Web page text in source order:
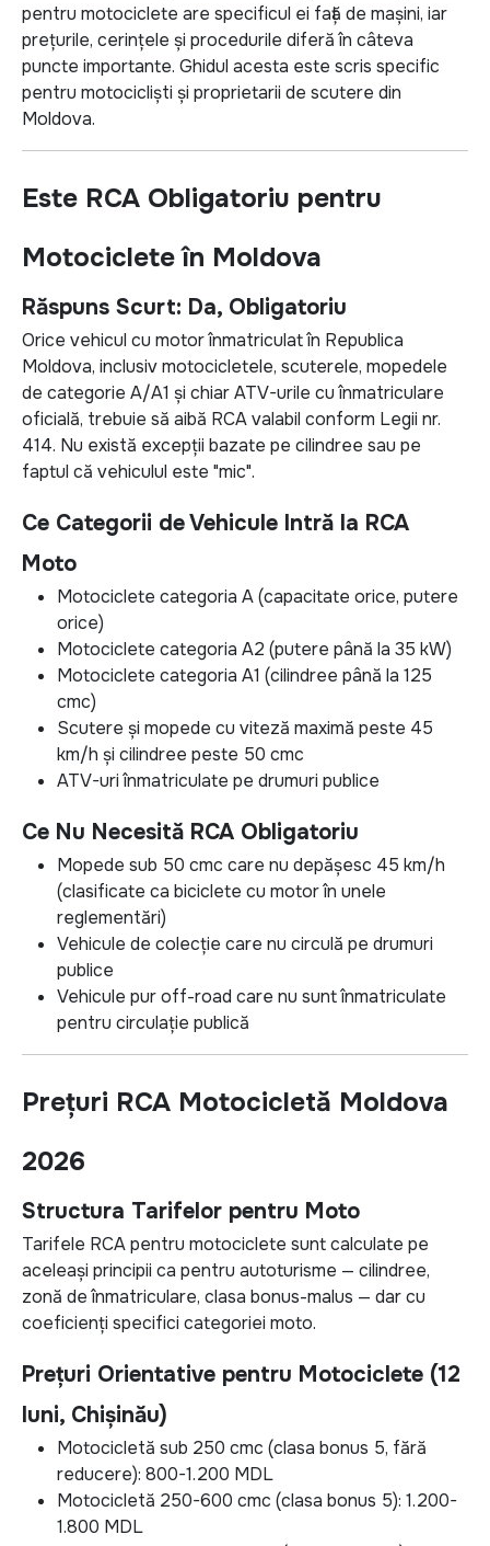
pentru motociclete are specificul ei față de mașini, iar
prețurile, cerințele și procedurile diferă în câteva
puncte importante. Ghidul acesta este scris specific
pentru motocicliști și proprietarii de scutere din
Moldova.
Este RCA Obligatoriu pentru
Motociclete în Moldova
Răspuns Scurt: Da, Obligatoriu
Orice vehicul cu motor înmatriculat în Republica
Moldova, inclusiv motocicletele, scuterele, mopedele
de categorie A/A1 și chiar ATV-urile cu înmatriculare
oficială, trebuie să aibă RCA valabil conform Legii nr.
414. Nu există excepții bazate pe cilindree sau pe
faptul că vehiculul este "mic".
Ce Categorii de Vehicule Intră la RCA
Moto
Motociclete categoria A (capacitate orice, putere
orice)
Motociclete categoria A2 (putere până la 35 kW)
Motociclete categoria A1 (cilindree până la 125
cmc)
Scutere și mopede cu viteză maximă peste 45
km/h și cilindree peste 50 cmc
ATV-uri înmatriculate pe drumuri publice
Ce Nu Necesită RCA Obligatoriu
Mopede sub 50 cmc care nu depășesc 45 km/h
(clasificate ca biciclete cu motor în unele
reglementări)
Vehicule de colecție care nu circulă pe drumuri
publice
Vehicule pur off-road care nu sunt înmatriculate
pentru circulație publică
Prețuri RCA Motocicletă Moldova
2026
Structura Tarifelor pentru Moto
Tarifele RCA pentru motociclete sunt calculate pe
aceleași principii ca pentru autoturisme — cilindree,
zonă de înmatriculare, clasa bonus-malus — dar cu
coeficienți specifici categoriei moto.
Prețuri Orientative pentru Motociclete (12
luni, Chișinău)
Motocicletă sub 250 cmc (clasa bonus 5, fără
reducere): 800-1.200 MDL
Motocicletă 250-600 cmc (clasa bonus 5): 1.200-
1.800 MDL